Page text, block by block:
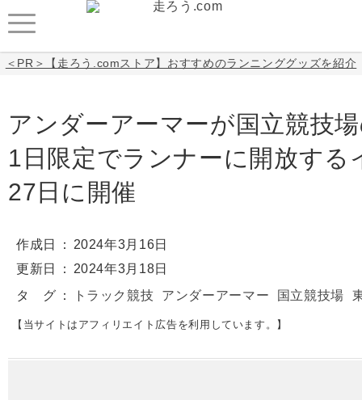
＜PR＞【走ろう.comストア】おすすめのランニンググッズを紹介
アンダーアーマーが国立競技
1日限定でランナーに開放する
27日に開催
作成日
2024年3月16日
更新日
2024年3月18日
タ グ
トラック競技 アンダーアーマー 国立競技場
【当サイトはアフィリエイト広告を利用しています。】